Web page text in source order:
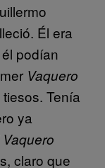
Él era
podían
Vaquero
Tenía
ya
Vaquero
claro que